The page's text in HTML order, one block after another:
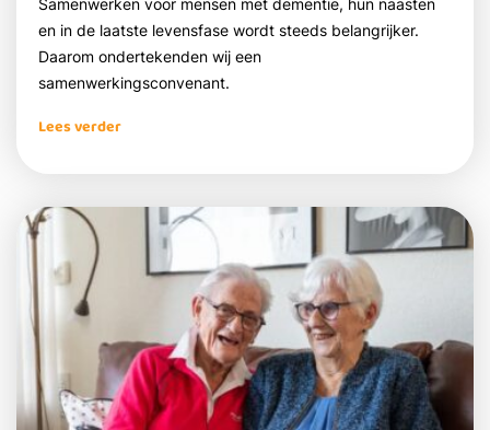
en in de laatste levensfase wordt steeds belangrijker.
Daarom ondertekenden wij een
samenwerkingsconvenant.
Lees verder